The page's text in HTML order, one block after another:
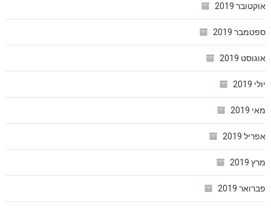
אוקטובר 2019
ספטמבר 2019
אוגוסט 2019
יולי 2019
מאי 2019
אפריל 2019
מרץ 2019
פברואר 2019